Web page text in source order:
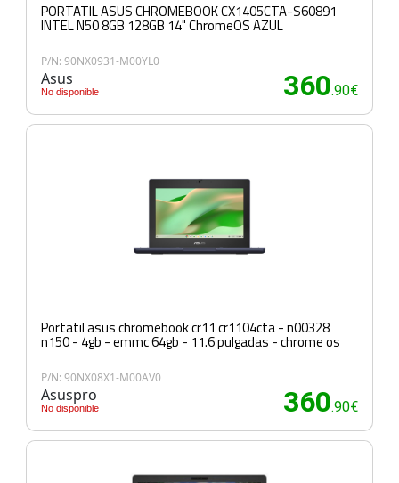
PORTATIL ASUS CHROMEBOOK CX1405CTA-S60891
INTEL N50 8GB 128GB 14" ChromeOS AZUL
P/N: 90NX0931-M00YL0
Asus
No disponible 360.90€
Portatil asus chromebook cr11 cr1104cta - n00328
n150 - 4gb - emmc 64gb - 11.6 pulgadas - chrome os
P/N: 90NX08X1-M00AV0
Asuspro
No disponible 360.90€